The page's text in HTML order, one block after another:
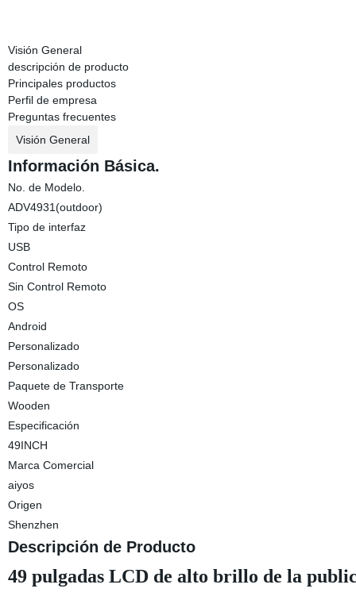
Visión General
descripción de producto
Principales productos
Perfil de empresa
Preguntas frecuentes
Visión General
Información Básica.
No. de Modelo.
ADV4931(outdoor)
Tipo de interfaz
USB
Control Remoto
Sin Control Remoto
OS
Android
Personalizado
Personalizado
Paquete de Transporte
Wooden
Especificación
49INCH
Marca Comercial
aiyos
Origen
Shenzhen
Descripción de Producto
49 pulgadas LCD de alto brillo de la